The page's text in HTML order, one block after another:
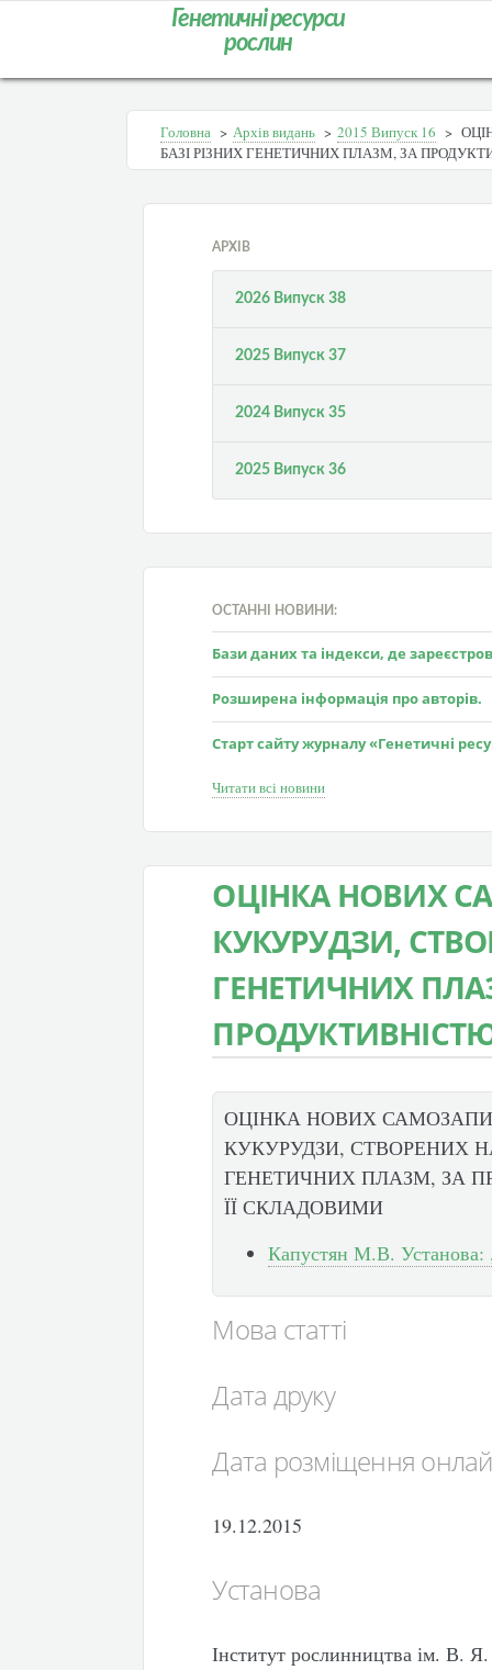
Генетичні ресурси
рослин
Головна > Архів видань > 2015 Випуск 16 >
БАЗІ РІЗНИХ ГЕНЕТИЧНИХ ПЛАЗМ, ЗА
АРХІВ
2026 Випуск 38
2025 Випуск 37
2024 Випуск 35
2025 Випуск 36
ОСТАННІ НОВИНИ:
Бази даних та індекси, де
Розширена інформація про авторів.
Старт сайту журналу «Генетичні
Читати всі новини
ОЦІНКА НОВИХ
КУКУРУДЗИ,
ГЕНЕТИЧНИХ
ОЦІНКА НОВИХ
КУКУРУДЗИ, СТВОРЕНИХ
ГЕНЕТИЧНИХ ПЛАЗМ, ЗА
ЇЇ СКЛАДОВИМИ
Капустян М.В. Установа:
Мова статті
Дата друку
Дата розміщення
19.12.2015
Установа
Інститут рослинництва ім. В.